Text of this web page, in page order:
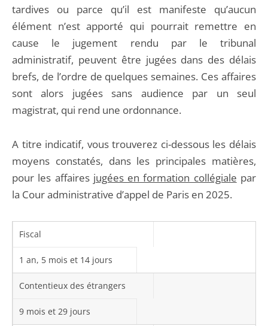
tardives ou parce qu’il est manifeste qu’aucun
élément n’est apporté qui pourrait remettre en
cause le jugement rendu par le tribunal
administratif, peuvent être jugées dans des délais
brefs, de l’ordre de quelques semaines. Ces affaires
sont alors jugées sans audience par un seul
magistrat, qui rend une ordonnance.
A titre indicatif, vous trouverez ci-dessous les délais
moyens constatés, dans les principales matières,
pour les affaires jugées en formation collégiale par
la Cour administrative d’appel de Paris en 2025.
Fiscal
1 an, 5 mois et 14 jours
Contentieux des étrangers
9 mois et 29 jours